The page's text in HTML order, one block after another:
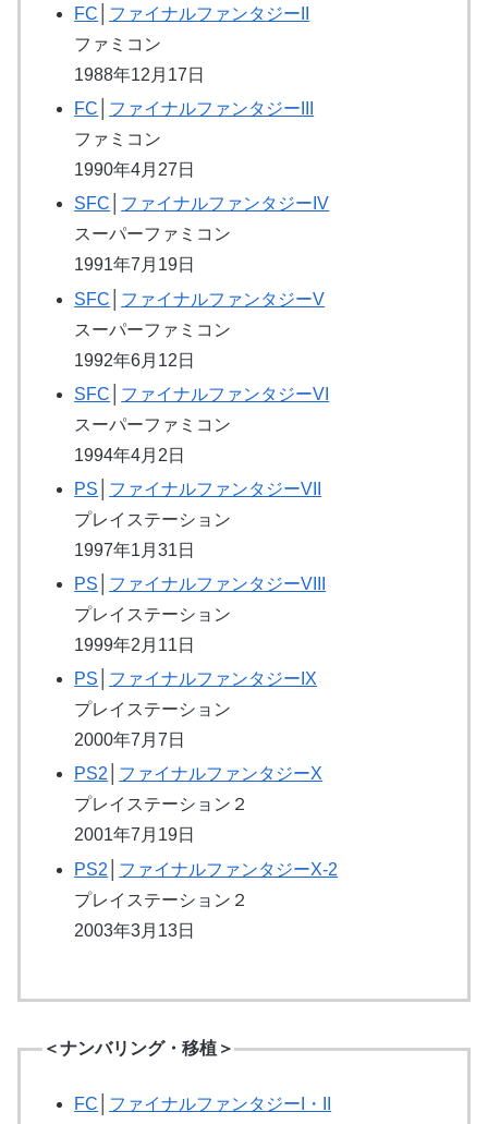
FC
ファイナルファンタジーII
ファミコン
1988年12月17日
FC
ファイナルファンタジーIII
ファミコン
1990年4月27日
SFC
ファイナルファンタジーIV
スーパーファミコン
1991年7月19日
SFC
ファイナルファンタジーV
スーパーファミコン
1992年6月12日
SFC
ファイナルファンタジーVI
スーパーファミコン
1994年4月2日
PS
ファイナルファンタジーVII
プレイステーション
1997年1月31日
PS
ファイナルファンタジーVIII
プレイステーション
1999年2月11日
PS
ファイナルファンタジーIX
プレイステーション
2000年7月7日
PS2
ファイナルファンタジーX
プレイステーション２
2001年7月19日
PS2
ファイナルファンタジーX-2
プレイステーション２
2003年3月13日
＜ナンバリング・移植＞
FC
ファイナルファンタジーI・II